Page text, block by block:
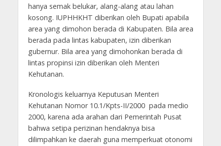
hanya semak belukar, alang-alang atau lahan
kosong. IUPHHKHT diberikan oleh Bupati apabila
area yang dimohon berada di Kabupaten. Bila area
berada pada lintas kabupaten, izin diberikan
gubernur. Bila area yang dimohonkan berada di
lintas propinsi izin diberikan oleh Menteri
Kehutanan.
Kronologis keluarnya Keputusan Menteri
Kehutanan Nomor 10.1/Kpts-II/2000 pada medio
2000, karena ada arahan dari Pemerintah Pusat
bahwa setipa perizinan hendaknya bisa
dilimpahkan ke daerah guna memperkuat otonomi